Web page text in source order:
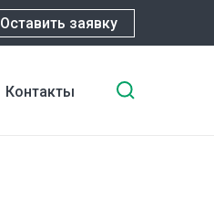
Оставить заявку
Контакты